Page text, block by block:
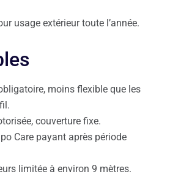
usage extérieur toute l’année.
moins flexible que les
couverture fixe.
Care payant après période
limitée à environ 9 mètres.